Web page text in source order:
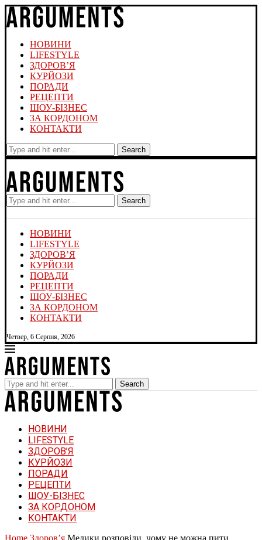
НОВИНИ
LIFESTYLE
ЗДОРОВ’Я
КУРЙОЗИ
ПОРАДИ
РЕЦЕПТИ
ШОУ-БІЗНЕС
ЗА КОРДОНОМ
КОНТАКТИ
Search
Search
НОВИНИ
LIFESTYLE
ЗДОРОВ’Я
КУРЙОЗИ
ПОРАДИ
РЕЦЕПТИ
ШОУ-БІЗНЕС
ЗА КОРДОНОМ
КОНТАКТИ
Четвер, 6 Серпня, 2026
Search
НОВИНИ
LIFESTYLE
ЗДОРОВ’Я
КУРЙОЗИ
ПОРАДИ
РЕЦЕПТИ
ШОУ-БІЗНЕС
ЗА КОРДОНОМ
КОНТАКТИ